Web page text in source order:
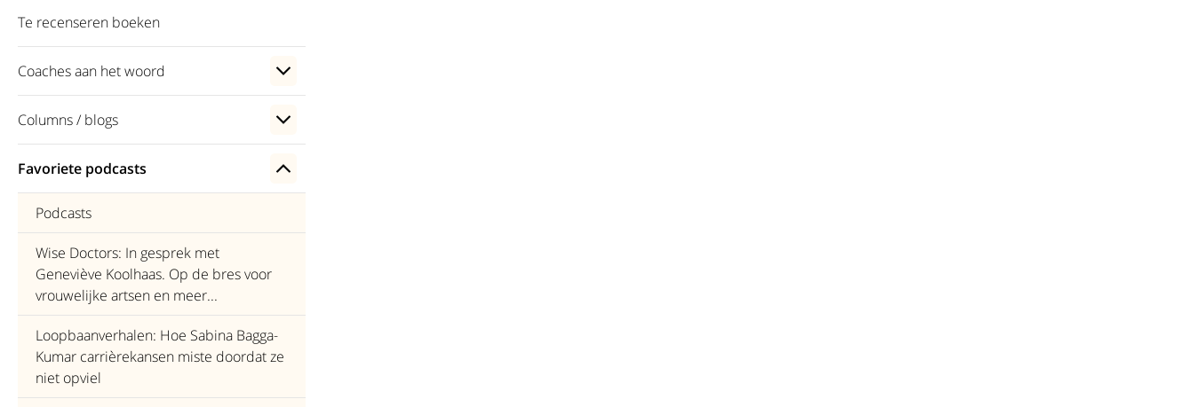
Te recenseren boeken
Coaches aan het woord
Columns / blogs
Favoriete podcasts
Podcasts
Wise Doctors: In gesprek met
Geneviève Koolhaas. Op de bres voor
vrouwelijke artsen en meer...
Loopbaanverhalen: Hoe Sabina Bagga-
Kumar carrièrekansen miste doordat ze
niet opviel